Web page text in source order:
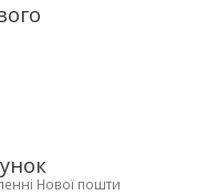
Нової пошти